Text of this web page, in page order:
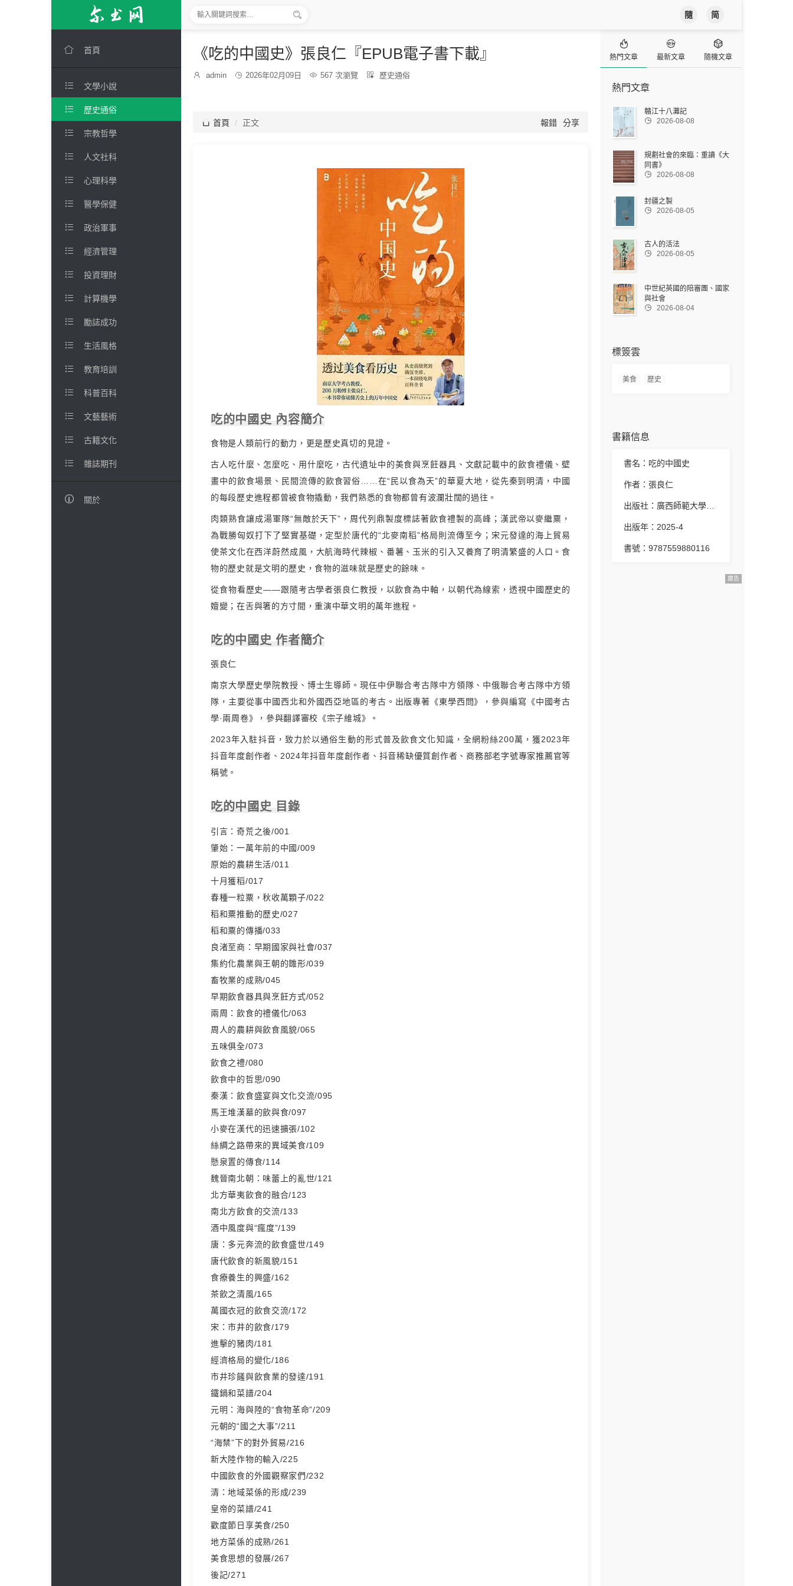
 隨 简
 首頁
 文學小說
 歷史通俗
 宗教哲學
 人文社科
 心理科學
 醫學保健
 政治軍事
 經濟管理
 投資理財
 計算機學
 勵誌成功
 生活風格
 教育培訓
 科普百科
 文藝藝術
 古籍文化
 雜誌期刊
 關於
《吃的中國史》張良仁『EPUB電子書下載』

博
admin  發
2026年02月09日  567 次瀏覽 
分
歷史通俗
 首頁 正文 報錯 分享
吃的中國史 內容簡介
食物是人類前行的動力，更是歷史真切的見證。
古人吃什麼、怎麼吃、用什麼吃，古代遺址中的美食與烹飪器具、文獻記載中的飲食禮儀、壁
畫中的飲食場景、民間流傳的飲食習俗……在“民以食為天”的華夏大地，從先秦到明清，中國
的每段歷史進程都曾被食物撬動，我們熟悉的食物都曾有波瀾壯闊的過往。
肉類熟食讓成湯軍隊“無敵於天下”，周代列鼎製度標誌著飲食禮製的高峰；漢武帝以麥繼粟，
為戰勝匈奴打下了堅實基礎，定型於唐代的“北麥南稻”格局則流傳至今；宋元發達的海上貿易
使茶文化在西洋蔚然成風，大航海時代辣椒、番薯、玉米的引入又養育了明清繁盛的人口。食
物的歷史就是文明的歷史，食物的滋味就是歷史的餘味。
從食物看歷史——跟隨考古學者張良仁教授，以飲食為中軸，以朝代為線索，透視中國歷史的
嬗變；在舌與箸的方寸間，重演中華文明的萬年進程。
吃的中國史 作者簡介
張良仁
南京大學歷史學院教授、博士生導師。現任中伊聯合考古隊中方領隊、中俄聯合考古隊中方領
隊，主要從事中國西北和外國西亞地區的考古。出版專著《東學西問》，參與編寫《中國考古
學·兩周卷》，參與翻譯審校《宗子維城》。
2023年入駐抖音，致力於以通俗生動的形式普及飲食文化知識，全網粉絲200萬，獲2023年
抖音年度創作者、2024年抖音年度創作者、抖音稀缺優質創作者、商務部老字號專家推薦官等
稱號。
吃的中國史 目錄
引言：奇荒之後/001
肇始：一萬年前的中國/009
原始的農耕生活/011
十月獲稻/017
春種一粒粟，秋收萬顆子/022
稻和粟推動的歷史/027
稻和粟的傳播/033
良渚至商：早期國家與社會/037
集約化農業與王朝的雛形/039
畜牧業的成熟/045
早期飲食器具與烹飪方式/052
兩周：飲食的禮儀化/063
周人的農耕與飲食風貌/065
五味俱全/073
飲食之禮/080
飲食中的哲思/090
秦漢：飲食盛宴與文化交流/095
馬王堆漢墓的飲與食/097
小麥在漢代的迅速擴張/102
絲綢之路帶來的異域美食/109
懸泉置的傳食/114
魏晉南北朝：味蕾上的亂世/121
北方華夷飲食的融合/123
南北方飲食的交流/133
酒中風度與“瘋度”/139
唐：多元奔流的飲食盛世/149
唐代飲食的新風貌/151
食療養生的興盛/162
茶飲之清風/165
萬國衣冠的飲食交流/172
宋：市井的飲食/179
進擊的豬肉/181
經濟格局的變化/186
市井珍饈與飲食業的發達/191
鐵鍋和菜譜/204
元明：海與陸的“食物革命”/209
元朝的“國之大事”/211
“海禁”下的對外貿易/216
新大陸作物的輸入/225
中國飲食的外國觀察家們/232
清：地域菜係的形成/239
皇帝的菜譜/241
歡度節日享美食/250
地方菜係的成熟/261
美食思想的發展/267
後記/271

熱門文章

最新文章

隨機文章
熱門文章
贛江十八灘記
 2026-08-08
規劃社會的來臨：重讀《大
同書》
 2026-08-08
封疆之製
 2026-08-05
古人的活法
 2026-08-05
中世紀英國的陪審團、國家
與社會
 2026-08-04
標簽雲
美食 歷史
書籍信息
書名：吃的中國史
作者：張良仁
出版年：2025-4
書號：9787559880116
廣告